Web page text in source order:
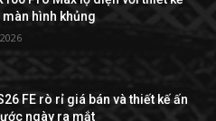
màn hình khủng
FE rò rỉ giá bán và thiết kế ấn
ngày ra mắt